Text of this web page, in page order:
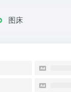
图床